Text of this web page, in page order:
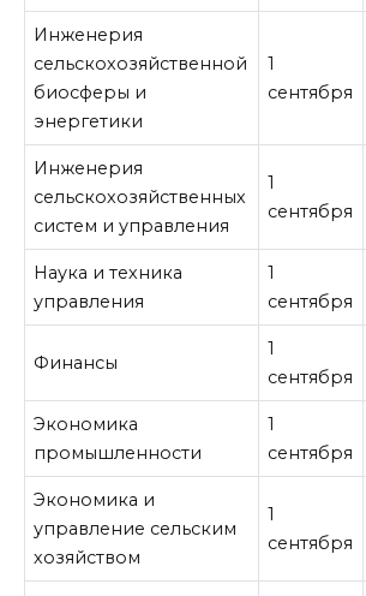
Инженерия
сельскохозяйственной
биосферы и
энергетики
1
сентября
Инженерия
сельскохозяйственных
систем и управления
1
сентября
Наука и техника
управления
1
сентября
Финансы
1
сентября
Экономика
промышленности
1
сентября
Экономика и
управление сельским
хозяйством
1
сентября